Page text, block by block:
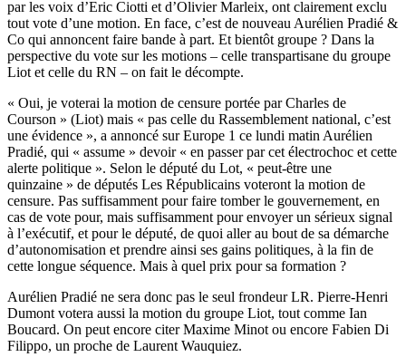
par les voix d’Eric Ciotti et d’Olivier Marleix, ont clairement exclu
tout vote d’une motion. En face, c’est de nouveau Aurélien Pradié &
Co qui annoncent faire bande à part. Et bientôt groupe ? Dans la
perspective du vote sur les motions – celle transpartisane du groupe
Liot et celle du RN – on fait le décompte.
« Oui, je voterai la motion de censure portée par Charles de
Courson » (Liot) mais « pas celle du Rassemblement national, c’est
une évidence », a annoncé sur Europe 1 ce lundi matin Aurélien
Pradié, qui « assume » devoir « en passer par cet électrochoc et cette
alerte politique ». Selon le député du Lot, « peut-être une
quinzaine » de députés Les Républicains voteront la motion de
censure. Pas suffisamment pour faire tomber le gouvernement, en
cas de vote pour, mais suffisamment pour envoyer un sérieux signal
à l’exécutif, et pour le député, de quoi aller au bout de sa démarche
d’autonomisation et prendre ainsi ses gains politiques, à la fin de
cette longue séquence. Mais à quel prix pour sa formation ?
Aurélien Pradié ne sera donc pas le seul frondeur LR. Pierre-Henri
Dumont votera aussi la motion du groupe Liot, tout comme Ian
Boucard. On peut encore citer Maxime Minot ou encore Fabien Di
Filippo, un proche de Laurent Wauquiez.